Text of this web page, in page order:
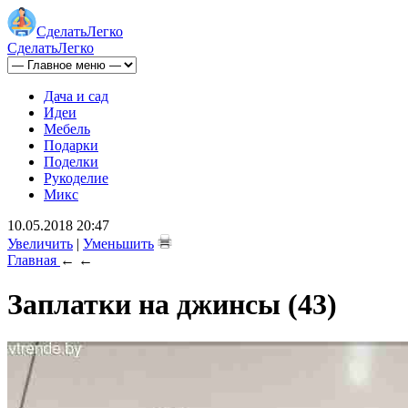
СделатьЛегко
СделатьЛегко
Дача и сад
Идеи
Мебель
Подарки
Поделки
Рукоделие
Микс
10.05.2018 20:47
Увеличить | Уменьшить
Главная ← ←
Заплатки на джинсы (43)